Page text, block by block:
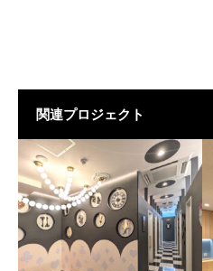
関連プロジェクト